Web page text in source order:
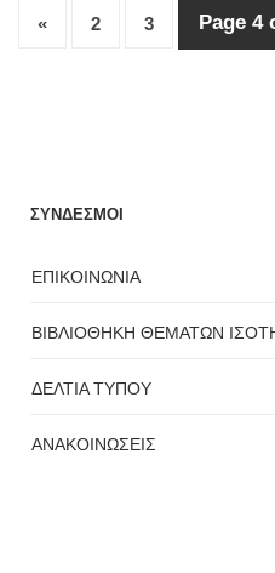
« 2 3 Page 4
ΣΥΝΔΕΣΜΟΙ
ΕΠΙΚΟΙΝΩΝΙΑ
ΒΙΒΛΙΟΘΗΚΗ ΘΕΜΑΤΩΝ
ΔΕΛΤΙΑ ΤΥΠΟΥ
ΑΝΑΚΟΙΝΩΣΕΙΣ